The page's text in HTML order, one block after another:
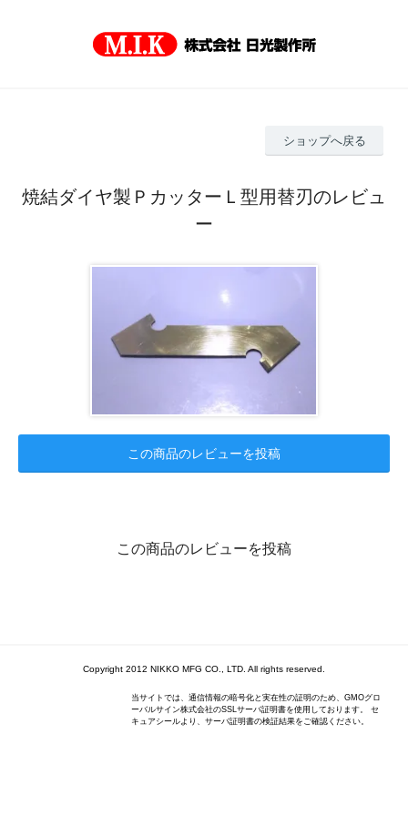
ショップへ戻る
焼結ダイヤ製ＰカッターＬ型用替刃のレビュ
ー
この商品のレビューを投稿
この商品のレビューを投稿
Copyright 2012 NIKKO MFG CO., LTD. All rights reserved.
当サイトでは、通信情報の暗号化と実在性の証明のため、GMOグロ
ーバルサイン株式会社のSSLサーバ証明書を使用しております。 セ
キュアシールより、サーバ証明書の検証結果をご確認ください。